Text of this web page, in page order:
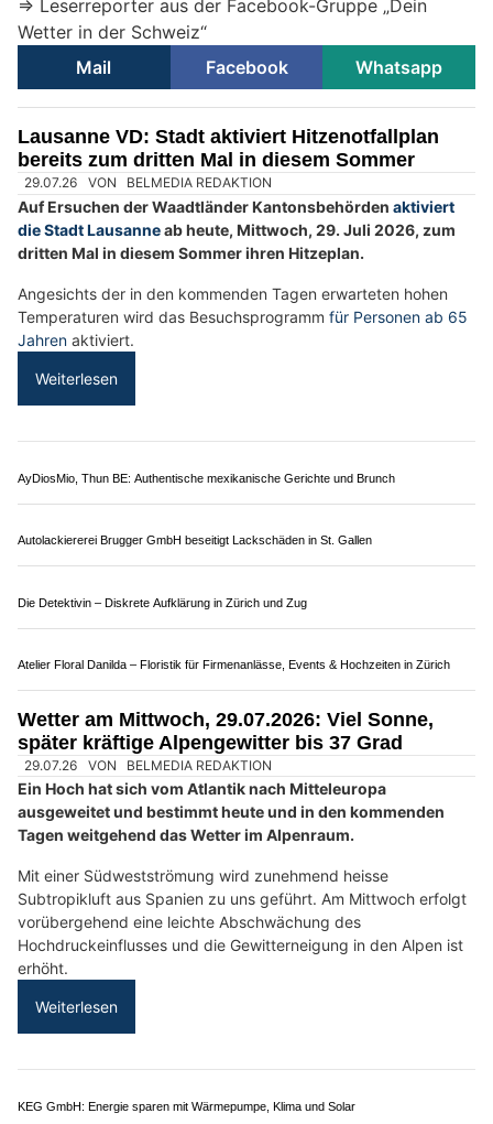
=> Leserreporter aus der Facebook-Gruppe „Dein
Wetter in der Schweiz“
Mail
Facebook Whatsapp
Lausanne VD: Stadt aktiviert Hitzenotfallplan
bereits zum dritten Mal in diesem Sommer
Auf Ersuchen der Waadtländer Kantonsbehörden
dritten Mal in diesem Sommer ihren Hitzeplan.
Temperaturen wird das Besuchsprogramm für Personen ab 65
Weiterlesen